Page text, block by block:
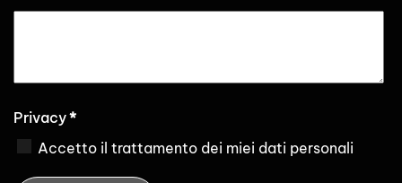
Privacy*
Accetto il trattamento dei miei dati personali